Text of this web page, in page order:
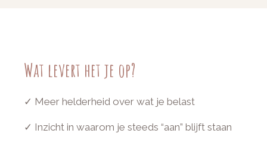
Wat levert het je op?
✓ Meer helderheid over wat je belast
✓ Inzicht in waarom je steeds “aan” blijft staan